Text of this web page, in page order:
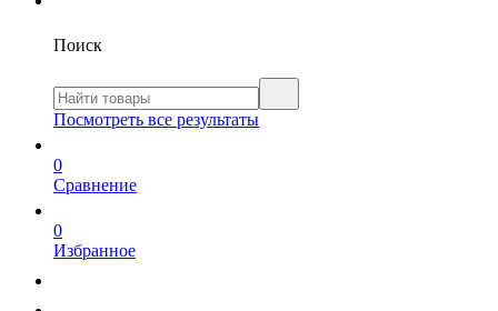
Поиск
Посмотреть все результаты
0
Сравнение
0
Избранное